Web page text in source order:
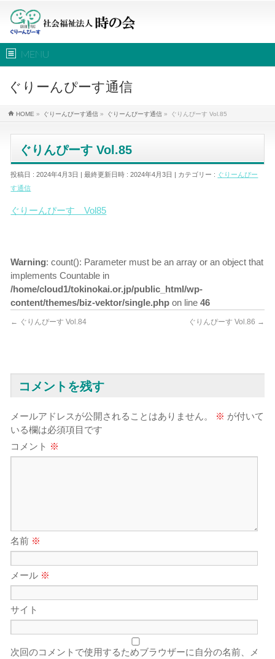
MENU
ぐりーんぴーす通信
HOME » ぐりーんぴーす通信 » ぐりーんぴーす通信 » ぐりんぴーす Vol.85
ぐりんぴーす Vol.85
投稿日 : 2024年4月3日 最終更新日時 : 2024年4月3日 カテゴリー : ぐりーんぴー
す通信
ぐりーんぴーす Vol85
Warning: count(): Parameter must be an array or an object that
implements Countable in
/home/cloud1/tokinokai.or.jp/public_html/wp-
content/themes/biz-vektor/single.php on line46
← ぐりんぴーす Vol.84 ぐりんぴーす Vol.86 →
コメントを残す
メールアドレスが公開されることはありません。 ※ が付いて
いる欄は必須項目です
コメント ※
名前 ※
メール ※
サイト
次回のコメントで使用するためブラウザーに自分の名前、メ